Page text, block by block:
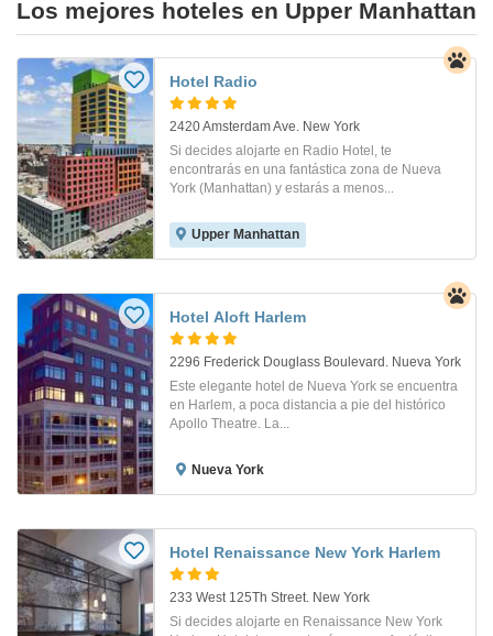
Los mejores hoteles en Upper Manhattan
Hotel Radio
2420 Amsterdam Ave. New York
Si decides alojarte en Radio Hotel, te
encontrarás en una fantástica zona de Nueva
York (Manhattan) y estarás a menos...
Upper Manhattan
Hotel Aloft Harlem
2296 Frederick Douglass Boulevard. Nueva York
Este elegante hotel de Nueva York se encuentra
en Harlem, a poca distancia a pie del histórico
Apollo Theatre. La...
Nueva York
Hotel Renaissance New York Harlem
233 West 125Th Street. New York
Si decides alojarte en Renaissance New York